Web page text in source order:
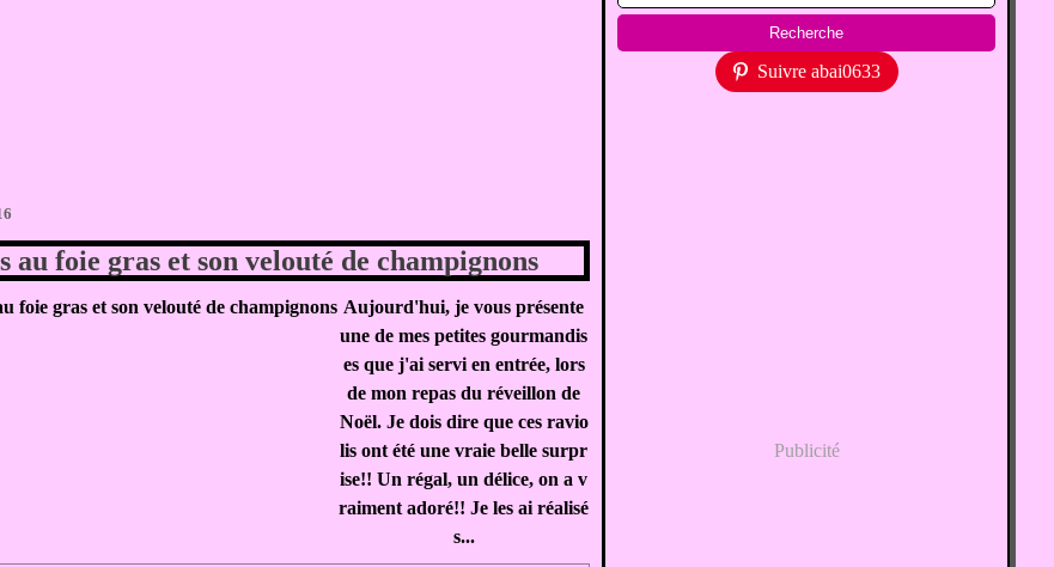
au foie gras et son velouté de champignons
Aujourd'hui, je vous présente
une de mes petites gourmandis
es que j'ai servi en entrée, lors
de mon repas du réveillon de
Noël. Je dois dire que ces ravio
lis ont été une vraie belle surpr
ise!! Un régal, un délice, on a v
raiment adoré!! Je les ai réalisé
s...
Suivre abai0633
Publicité